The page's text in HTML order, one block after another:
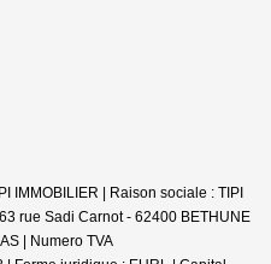
IMMOBILIER | Raison sociale : TIPI
rue Sadi Carnot - 62400 BETHUNE
| Numero TVA